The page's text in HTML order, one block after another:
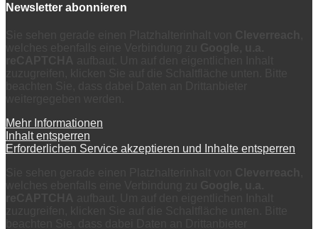
Newsletter abonnieren
Mehr Informationen
Inhalt entsperren
Erforderlichen Service akzeptieren und Inhalte entsperren